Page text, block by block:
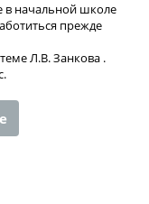
в начальной школе
прежде
Л.В. Занкова .